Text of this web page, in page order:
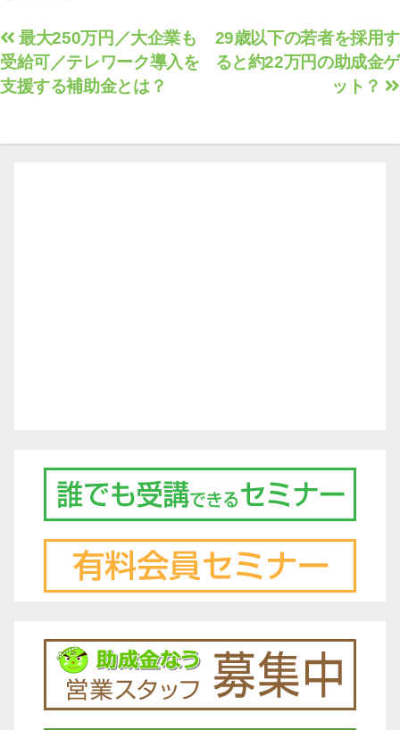
投
稿
ナ
ゲ
29歳以下の若者を採用す
ると約22万円の助成金ゲ
ット？
最大250万円／大企業も
受給可／テレワーク導入を
支援する補助金とは？